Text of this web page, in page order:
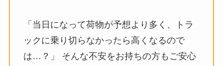
「当日になって荷物が予想より多く、トラ
ックに乗り切らなかったら高くなるので
は…？」 そんな不安をお持ちの方もご安心